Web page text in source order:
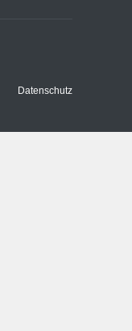
Datenschutz